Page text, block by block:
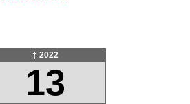
† 2022
13